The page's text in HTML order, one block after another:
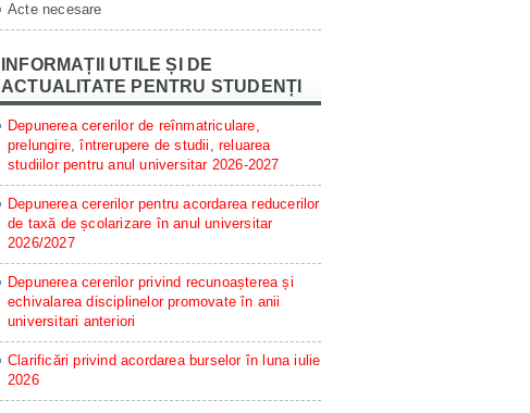
Acte necesare
INFORMAȚII UTILE ȘI DE
ACTUALITATE PENTRU STUDENȚI
Depunerea cererilor de reînmatriculare,
prelungire, întrerupere de studii, reluarea
studiilor pentru anul universitar 2026-2027
Depunerea cererilor pentru acordarea reducerilor
de taxă de școlarizare în anul universitar
2026/2027
Depunerea cererilor privind recunoașterea și
echivalarea disciplinelor promovate în anii
universitari anteriori
Clarificări privind acordarea burselor în luna iulie
2026